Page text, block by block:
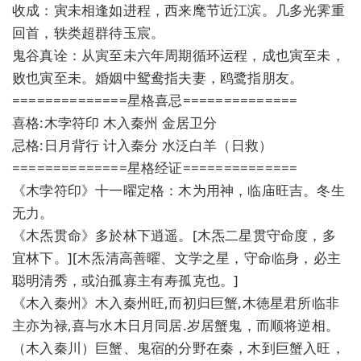
收成：寅未相逢如进程，西来麾节近江滨。几多光霁重
回首，轶类超群待玉宸。
鬼谷真诠：从寅至未六年周期循环运程，成也寅至未，
败也寅至未。婚姻中鸳鸯指夫妻，鸥鹭指朋友。
==============星格喜忌==============
喜格:木孛符印 木入秦州 金居卫分
忌格:日月背行 计入秦分 水泛白羊（日救）
==============星格经证==============
《木孛符印》十一曜定格：木为用神，临庙旺吉。冬生
无力。
《木炁贯命》多於林下逍遥。[木炁二星贯守命度，多
宜林下。][木炁清高善曜、文学之星，守命临身，必主
聪明清秀，或泊孤寡主有寿孤克也。]
《木入秦州》木入秦州旺,而初归巨蟹,木徳星君所临非
主亦为禄,喜与水木日月同居.岁居蟹鬼，而顺将逆相。
（木入秦川）巨蟹、鬼宿的分野在秦，木到巨蟹入旺，